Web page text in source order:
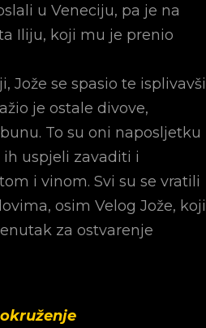
u Veneciju, pa je na
Iliju, koji mu je prenio
Jože se spasio te isplivavši
je ostale divove,
To su oni naposljetku
uspjeli zavaditi i
i vinom. Svi su se vratili
osim Velog Jože, koji
za ostvarenje